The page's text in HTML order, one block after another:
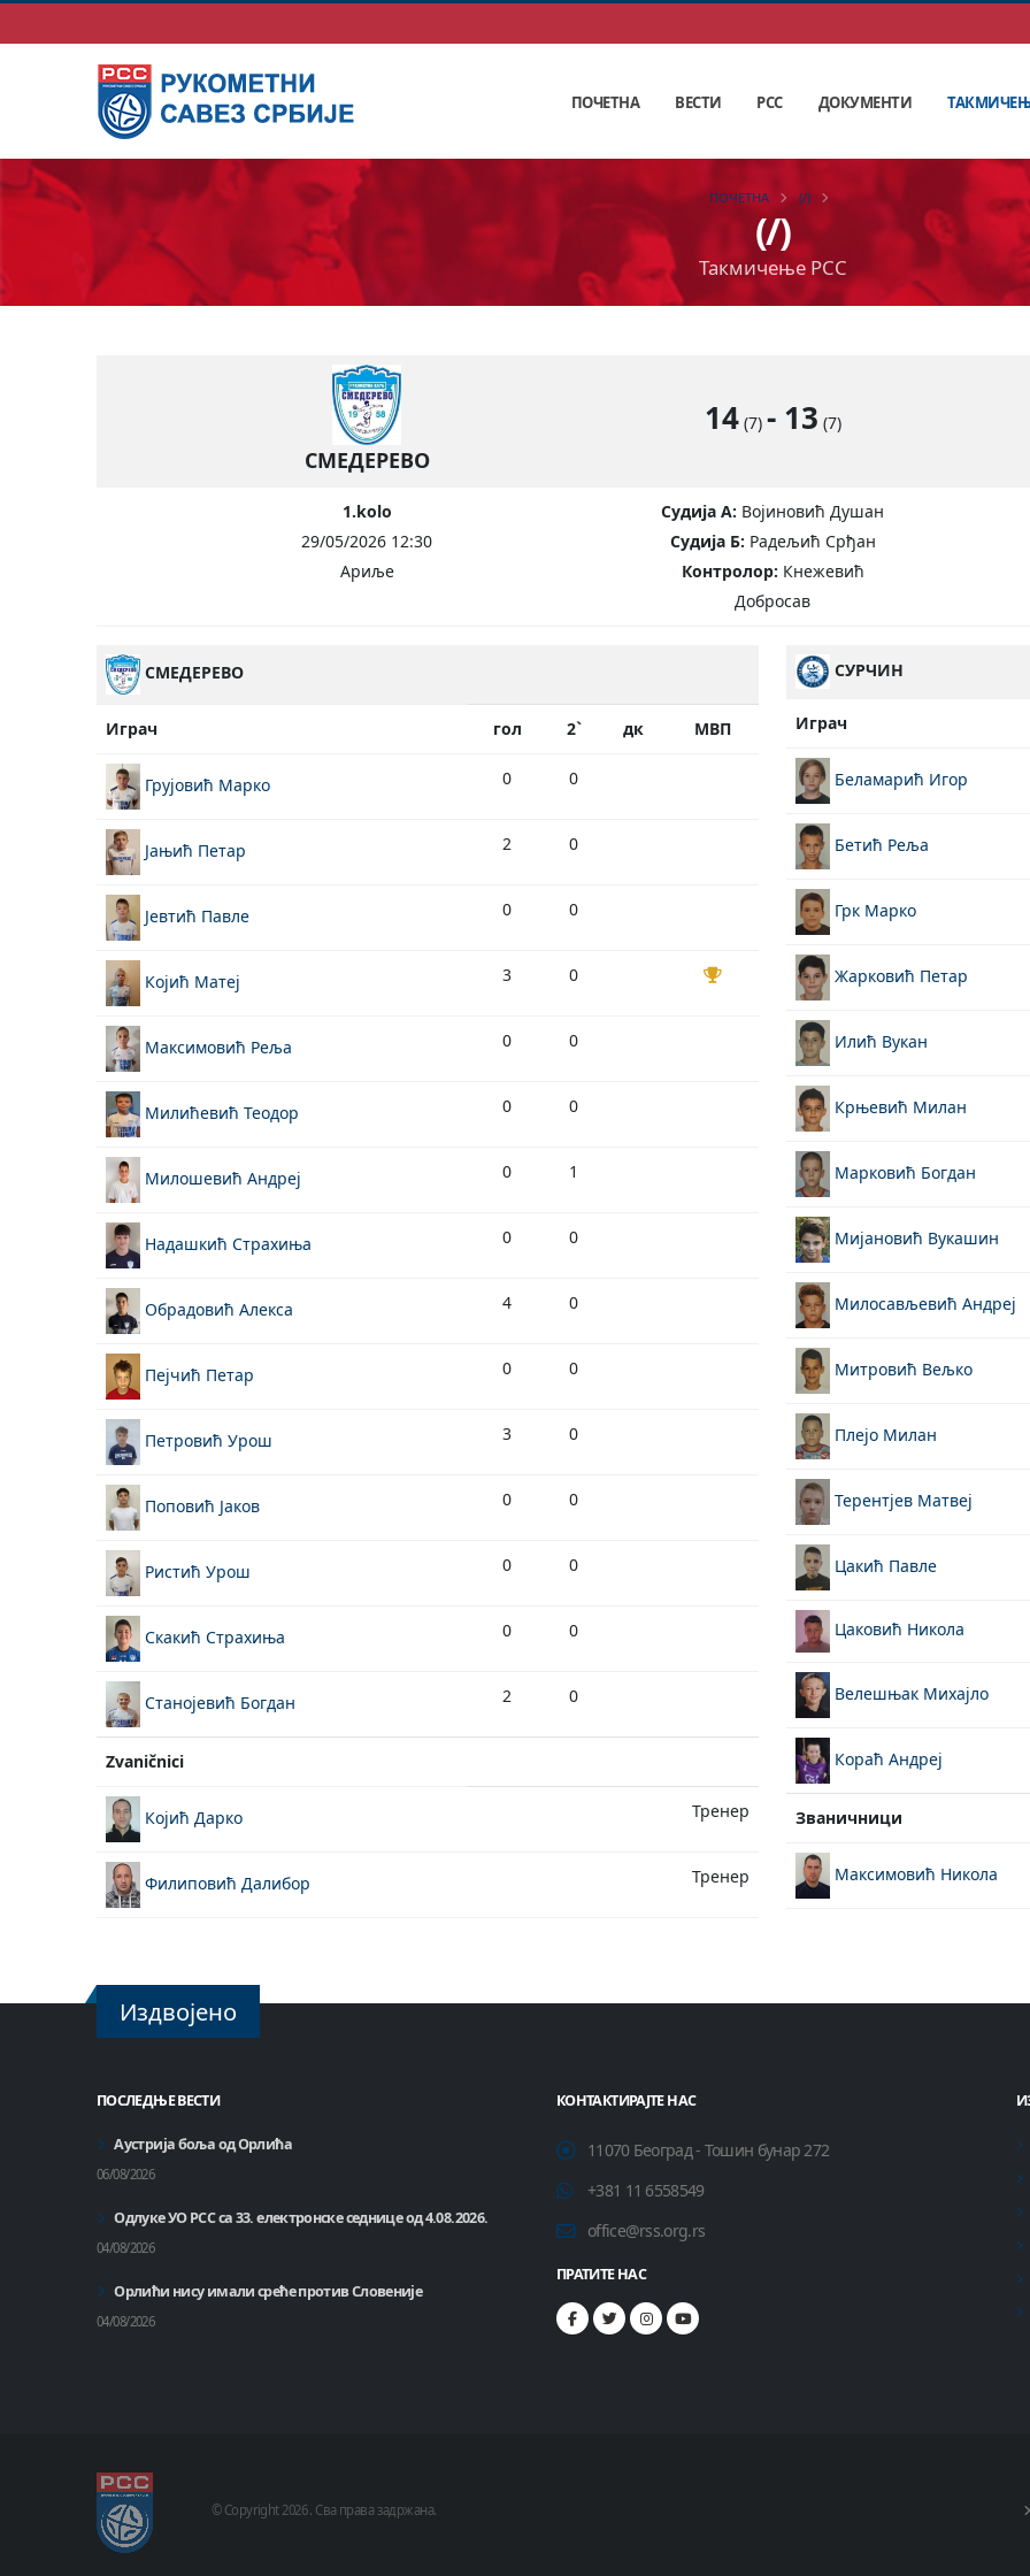
ПОЧЕТНА ВЕСТИ РСС ДОКУМЕНТИ
(/)
Такмичење РСС
ПОЧЕТНА (/)
СМЕДЕРЕВО
14(7) - 13 (7)
1.kolo
29/05/2026 12:30
Ариље
Судија А: Војиновић Душан
Судија Б: Радељић Срђан
Контролор: Кнежевић
Добросав
СМЕДЕРЕВО
Играч гол 2` дк МВП
Грујовић Марко 0 0
Јањић Петар 2 0
Јевтић Павле 0 0
Којић Матеј 3 0
Максимовић Реља 0 0
Милићевић Теодор 0 0
Милошевић Андреј 0 1
Надашкић Страхиња 0 0
Обрадовић Алекса 4 0
Пејчић Петар 0 0
Петровић Урош 3 0
Поповић Јаков 0 0
Ристић Урош 0 0
Скакић Страхиња 0 0
Станојевић Богдан 2 0
Zvaničnici
Којић Дарко Тренер
Филиповић Далибор Тренер
СУРЧИН
Играч
Беламарић Игор
Бетић Реља
Грк Марко
Жарковић Петар
Илић Вукан
Крњевић Милан
Марковић Богдан
Мијановић Вукашин
Милосављевић Андреј
Митровић Вељко
Плејо Милан
Терентјев Матвеј
Цакић Павле
Цаковић Никола
Велешњак Михајло
Кораћ Андреј
Званичници
Максимовић Никола
Издвојено
ПОСЛЕДЊЕ ВЕСТИ
Аустрија боља од Орлића
06/08/2026
Одлуке УО РСС са 33. електронске седнице од 4.08.2026.
04/08/2026
Орлићи нису имали среће против Словеније
04/08/2026
КОНТАКТИРАЈТЕ НАС
11070 Београд - Тошин бунар 272
+381 11 6558549
office@rss.org.rs
ПРАТИТЕ НАС
© Copyright 2026 . Сва права задржана.